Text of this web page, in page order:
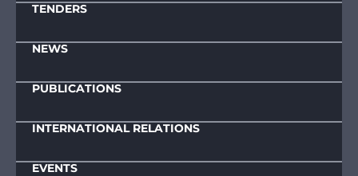
TENDERS
NEWS
PUBLICATIONS
INTERNATIONAL RELATIONS
EVENTS